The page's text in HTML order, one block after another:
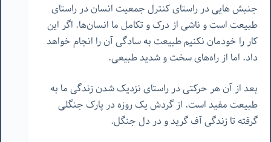
جنبش هایی در راستای کنترل جمعیت انسان در راستای
طبیعت است و ناشی از درک و تکامل ما انسان‌ها. اگر این
کار را خودمان نکنیم طبیعت به سادگی آن را انجام خواهد
داد. اما از راه‌های سخت و شدید طبیعی.
بعد از آن هر حرکتی در راستای نزدیک شدن زندگی ما به
طبیعت مفید است. از گردش یک روزه در پارک جنگلی
گرفته تا زندگی آف گرید و در دل جنگل.